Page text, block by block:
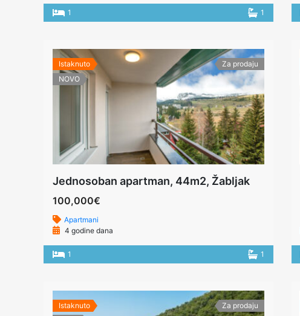
1 1
Istaknuto
NOVO
Za prodaju
Jednosoban apartman, 44m2, Žabljak
100,000€
Apartmani
4 godine dana
1 1
Istaknuto
Za prodaju